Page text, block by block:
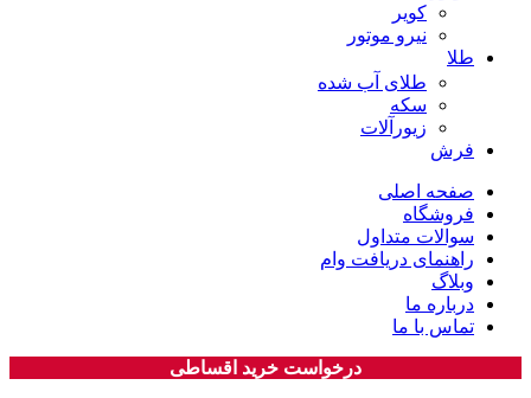
کویر
نیرو موتور
طلا
طلای آب شده
سکه
زیورآلات
فرش
صفحه اصلی
فروشگاه
سوالات متداول
راهنمای دریافت وام
وبلاگ
درباره ما
تماس با ما
درخواست خرید اقساطی